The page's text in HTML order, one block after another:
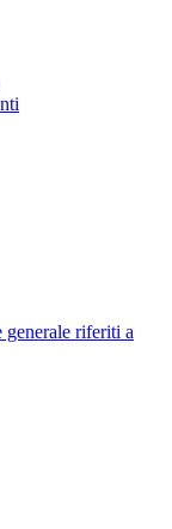
generale riferiti a